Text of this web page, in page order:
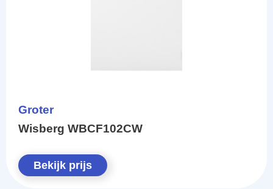
Groter
Wisberg WBCF102CW
Bekijk prijs